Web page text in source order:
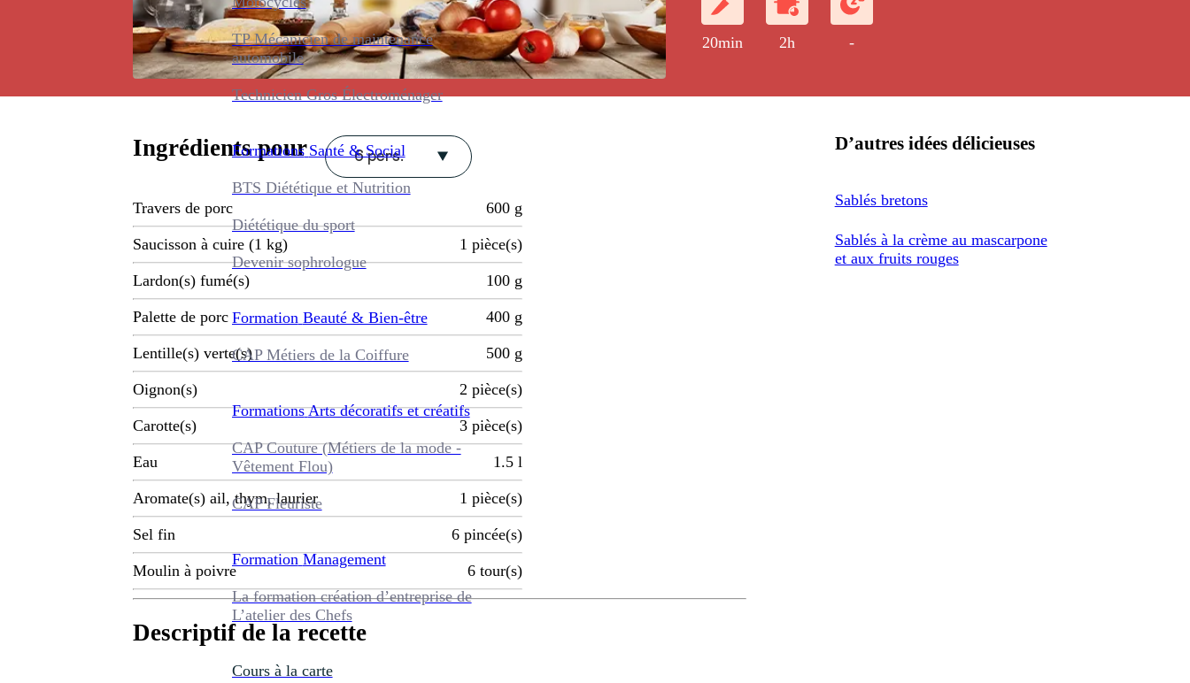
TP Mécanicien de maintenance
automobile
Technicien Gros Électroménager
Formations Santé & Social
BTS Diététique et Nutrition
Diététique du sport
Devenir sophrologue
Formation Beauté & Bien-être
CAP Métiers de la Coiffure
Formations Arts décoratifs et créatifs
CAP Couture (Métiers de la mode -
Vêtement Flou)
CAP Fleuriste
Formation Management
La formation création d’entreprise de
L’atelier des Chefs
Cours à la carte
20min 2h -
Ingrédients pour 6 pers.
Travers de porc 600 g
Saucisson à cuire (1 kg) 1 pièce(s)
Lardon(s) fumé(s) 100 g
Palette de porc 400 g
Lentille(s) verte(s) 500 g
Oignon(s) 2 pièce(s)
Carotte(s) 3 pièce(s)
Eau 1.5 l
Aromate(s) ail, thym, laurier 1 pièce(s)
Sel fin 6 pincée(s)
Moulin à poivre 6 tour(s)
Descriptif de la recette
D’autres idées délicieuses
Sablés bretons
Sablés à la crème au mascarpone
et aux fruits rouges